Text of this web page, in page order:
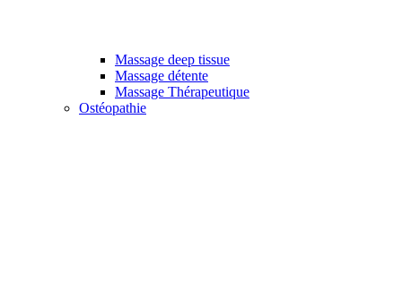
Massage deep tissue
Massage détente
Massage Thérapeutique
Ostéopathie